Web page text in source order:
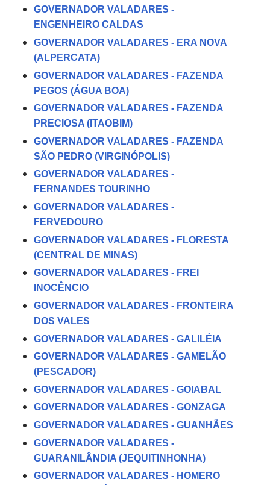
GOVERNADOR VALADARES -
ENGENHEIRO CALDAS
GOVERNADOR VALADARES - ERA NOVA
(ALPERCATA)
GOVERNADOR VALADARES - FAZENDA
PEGOS (ÁGUA BOA)
GOVERNADOR VALADARES - FAZENDA
PRECIOSA (ITAOBIM)
GOVERNADOR VALADARES - FAZENDA
SÃO PEDRO (VIRGINÓPOLIS)
GOVERNADOR VALADARES -
FERNANDES TOURINHO
GOVERNADOR VALADARES -
FERVEDOURO
GOVERNADOR VALADARES - FLORESTA
(CENTRAL DE MINAS)
GOVERNADOR VALADARES - FREI
INOCÊNCIO
GOVERNADOR VALADARES - FRONTEIRA
DOS VALES
GOVERNADOR VALADARES - GALILÉIA
GOVERNADOR VALADARES - GAMELÃO
(PESCADOR)
GOVERNADOR VALADARES - GOIABAL
GOVERNADOR VALADARES - GONZAGA
GOVERNADOR VALADARES - GUANHÃES
GOVERNADOR VALADARES -
GUARANILÂNDIA (JEQUITINHONHA)
GOVERNADOR VALADARES - HOMERO